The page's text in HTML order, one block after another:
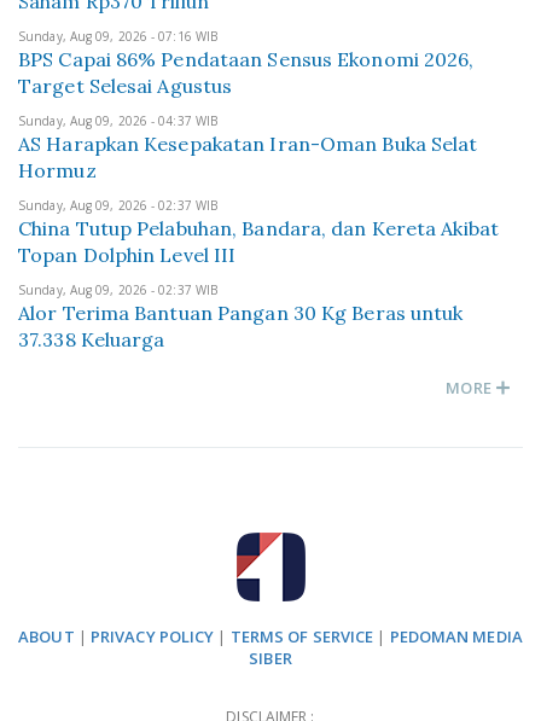
Sunday, Aug 09, 2026 - 07:16 WIB
BPS Capai 86% Pendataan Sensus Ekonomi 2026,
Target Selesai Agustus
Sunday, Aug 09, 2026 - 04:37 WIB
AS Harapkan Kesepakatan Iran-Oman Buka Selat
Hormuz
Sunday, Aug 09, 2026 - 02:37 WIB
China Tutup Pelabuhan, Bandara, dan Kereta Akibat
Topan Dolphin Level III
Sunday, Aug 09, 2026 - 02:37 WIB
Alor Terima Bantuan Pangan 30 Kg Beras untuk
37.338 Keluarga
MORE
ABOUT | PRIVACY POLICY | TERMS OF SERVICE | PEDOMAN MEDIA
SIBER
DISCLAIMER :